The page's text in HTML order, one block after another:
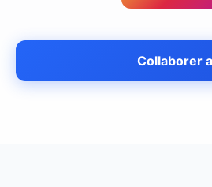
Collaborer